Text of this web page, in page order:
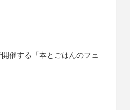
催する「本とごはんのフェ